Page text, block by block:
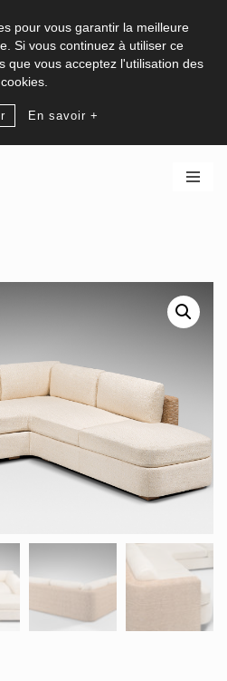
pour vous garantir la meilleure
Si vous continuez à utiliser ce
que vous acceptez l'utilisation des
cookies.
En savoir +